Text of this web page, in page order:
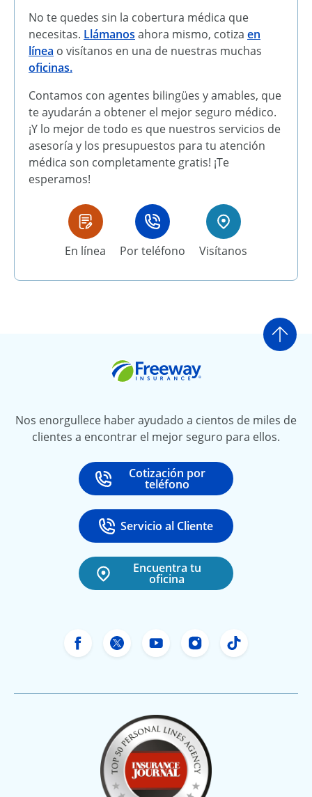
No te quedes sin la cobertura médica que
necesitas. Llámanos ahora mismo, cotiza en
línea o visítanos en una de nuestras muchas
oficinas.
Contamos con agentes bilingües y amables, que
te ayudarán a obtener el mejor seguro médico.
¡Y lo mejor de todo es que nuestros servicios de
asesoría y los presupuestos para tu atención
médica son completamente gratis! ¡Te
esperamos!
En línea Por teléfono Visítanos
Ir
Nos enorgullece haber ayudado a cientos de miles de
clientes a encontrar el mejor seguro para ellos.
Call
Cotización por
teléfono
at
Call
Servicio al Cliente
at 888-531-6720
Encuentra tu
oficina
Facebook de Freeway Insurance
X de Freeway Insurance
YouTube de Freeway
Instagram
TikTok